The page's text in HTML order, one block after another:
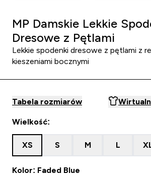
MP Damskie Lekkie
Dresowe z Pętlami
Lekkie spodenki dresowe z pętlami z
kieszeniami bocznymi
Tabela rozmiarów
Wielkość:
XS S M L
Kolor: Faded Blue